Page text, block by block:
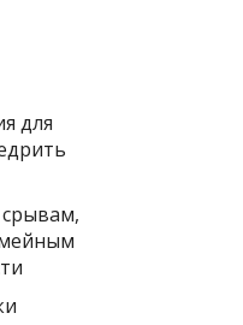
для